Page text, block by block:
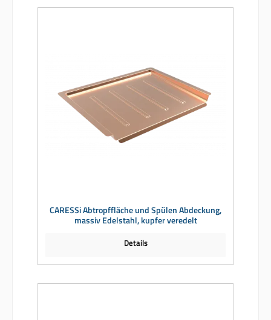
CARESSi Abtropffläche und Spülen Abdeckung,
massiv Edelstahl, kupfer veredelt
Details